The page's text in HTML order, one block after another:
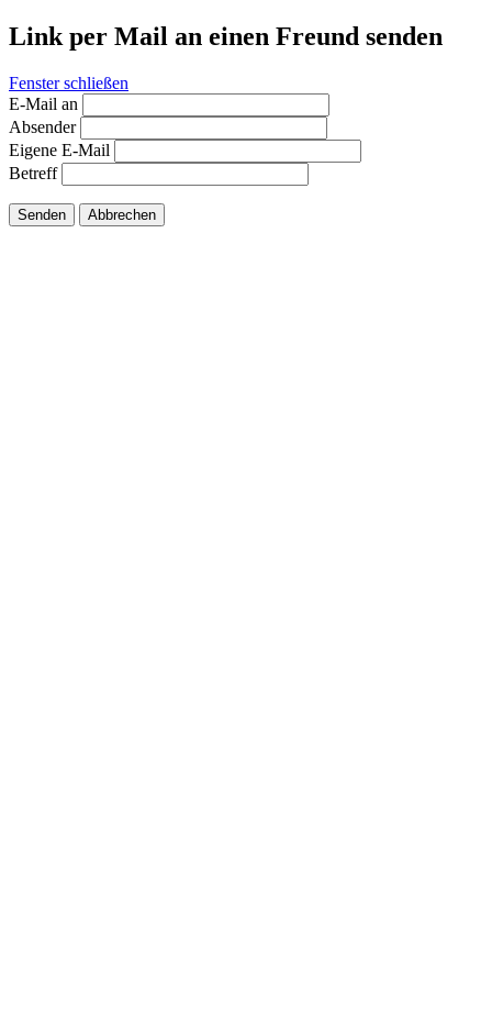
Link per Mail an einen Freund senden
Fenster schließen
E-Mail an
Absender
Eigene E-Mail
Betreff
Senden Abbrechen